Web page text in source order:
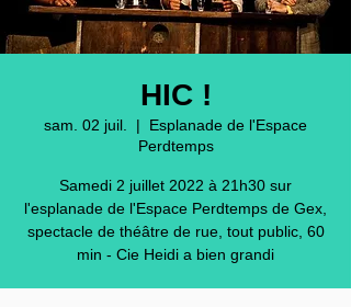
HIC !
sam. 02 juil.
  |
Esplanade de l'Espace
Perdtemps
Samedi 2 juillet 2022 à 21h30 sur
l'esplanade de l'Espace Perdtemps de Gex,
spectacle de théâtre de rue, tout public, 60
min - Cie Heidi a bien grandi